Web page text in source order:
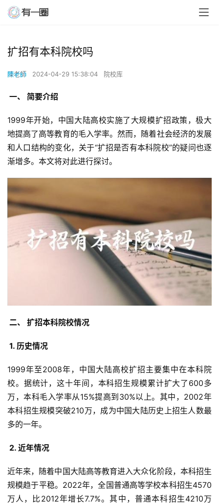
扩招有本科院校吗
陳老師 2024-04-29 15:38:04 院校库
一、 简要介绍
1999年开始，中国大陆高校实施了大规模扩招政策，极大
地提高了高等教育的毛入学率。然而，随着社会经济的发展
和人口结构的变化，关于“扩招是否有本科院校”的疑问也逐
渐增多。本文将对此进行探讨。
二、 扩招本科院校情况
1. 历史情况
1999年至2008年，中国大陆高校扩招主要集中在本科院
校。据统计，这十年间，本科招生规模累计扩大了600多
万，本科毛入学率从15%提高到30%以上。其中，2002年
本科招生规模突破210万，成为中国大陆历史上招生人数最
多的一年。
2. 近年情况
近年来，随着中国大陆高等教育进入大众化阶段，本科招生
规模趋于平稳。2022年，全国普通高等学校本科招生4570
万人，比2012年增长7.7%。其中，普通本科招生4210万